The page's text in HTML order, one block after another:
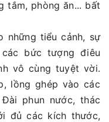
tắm, phòng ăn... bất
những tiểu cảnh, sự
bức tượng điêu
vô cùng tuyệt vời.
lồng ghép vào các
phun nước, thác
đủ các kích thước,